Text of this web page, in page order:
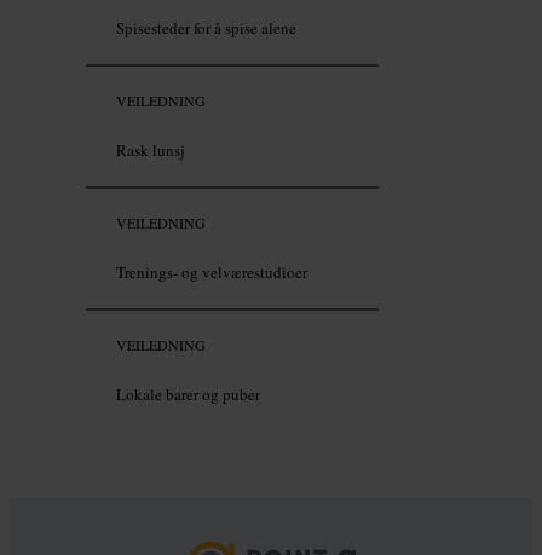
Spisesteder for å spise alene
VEILEDNING
Rask lunsj
VEILEDNING
Trenings- og velværestudioer
VEILEDNING
Lokale barer og puber